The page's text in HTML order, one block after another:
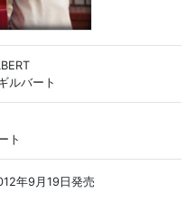
ルバート
ト
年9月19日発売